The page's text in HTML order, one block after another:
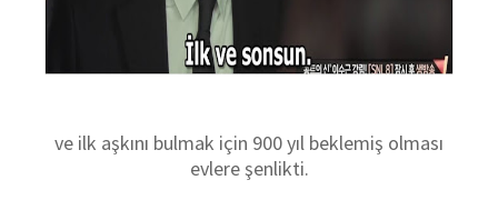
ve ilk aşkını bulmak için 900 yıl beklemiş olması
evlere şenlikti.